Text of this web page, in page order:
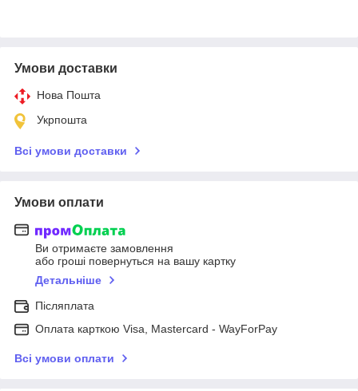
Умови доставки
Нова Пошта
Укрпошта
Всі умови доставки
Умови оплати
Ви отримаєте замовлення
або гроші повернуться на вашу картку
Детальніше
Післяплата
Оплата карткою Visa, Mastercard - WayForPay
Всі умови оплати